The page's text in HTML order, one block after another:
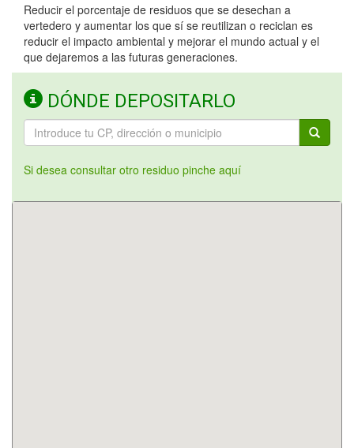
Reducir el porcentaje de residuos que se desechan a
vertedero y aumentar los que sí se reutilizan o reciclan es
reducir el impacto ambiental y mejorar el mundo actual y el
que dejaremos a las futuras generaciones.
DÓNDE DEPOSITARLO
Si desea consultar otro residuo pinche aquí